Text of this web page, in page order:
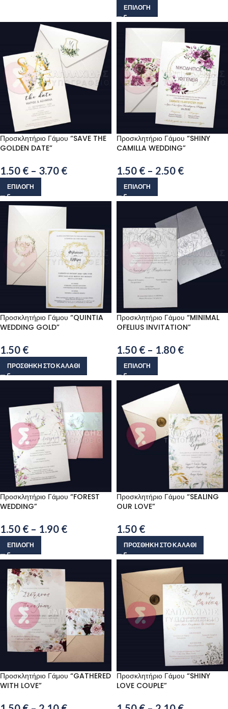
ΕΠΙΛΟΓΉ
Προσκλητήριο Γάμου “SAVE THE
GOLDEN DATE”
1.50 € – 3.70 €
ΕΠΙΛΟΓΉ
Προσκλητήριο Γάμου “SHINY
CAMILLA WEDDING”
1.50 € – 2.50 €
ΕΠΙΛΟΓΉ
Προσκλητήριο Γάμου “QUINTIA
WEDDING GOLD”
1.50 €
ΠΡΟΣΘΉΚΗ ΣΤΟ ΚΑΛΆΘΙ
Προσκλητήριο Γάμου “MINIMAL
OFELIUS INVITATION”
1.50 € – 1.80 €
ΕΠΙΛΟΓΉ
Προσκλητήριο Γάμου “FOREST
WEDDING”
1.50 € – 1.90 €
ΕΠΙΛΟΓΉ
Προσκλητήριο Γάμου “SEALING
OUR LOVE”
1.50 €
ΠΡΟΣΘΉΚΗ ΣΤΟ ΚΑΛΆΘΙ
Προσκλητήριο Γάμου “GATHERED
WITH LOVE”
Προσκλητήριο Γάμου “SHINY
LOVE COUPLE”